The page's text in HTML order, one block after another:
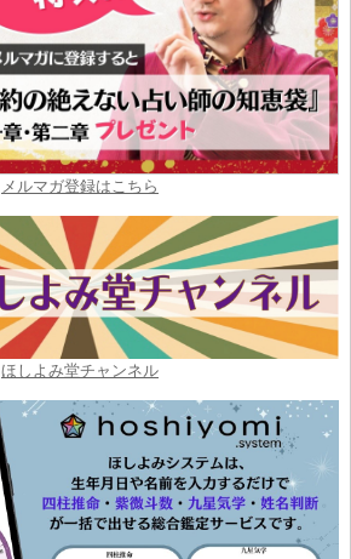
メルマガ登録はこちら
ほしよみ堂チャンネル